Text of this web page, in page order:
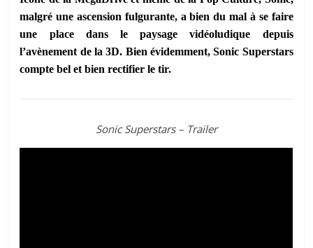
malgré une ascension fulgurante, a bien du mal à se faire
une place dans le paysage vidéoludique depuis
l’avènement de la 3D. Bien évidemment, Sonic Superstars
compte bel et bien rectifier le tir.
Sonic Superstars – Trailer